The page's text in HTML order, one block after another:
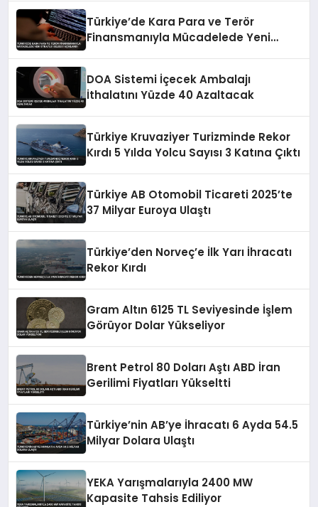
Türkiye’de Kara Para ve Terör
Finansmanıyla Mücadelede Yeni
DOA Sistemi İçecek Ambalajı
İthalatını Yüzde 40 Azaltacak
Türkiye Kruvaziyer Turizminde Rekor
Kırdı 5 Yılda Yolcu Sayısı 3 Katına Çıktı
Türkiye AB Otomobil Ticareti 2025’te
37 Milyar Euroya Ulaştı
Türkiye’den Norveç’e İlk Yarı İhracatı
Rekor Kırdı
Gram Altın 6125 TL Seviyesinde İşlem
Görüyor Dolar Yükseliyor
Brent Petrol 80 Doları Aştı ABD İran
Gerilimi Fiyatları Yükseltti
Türkiye’nin AB’ye İhracatı 6 Ayda 54.5
Milyar Dolara Ulaştı
YEKA Yarışmalarıyla 2400 MW
Kapasite Tahsis Ediliyor